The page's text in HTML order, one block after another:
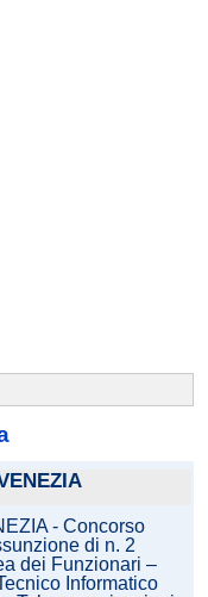
- Concorso
di n. 2
dei Funzionari –
Informatico